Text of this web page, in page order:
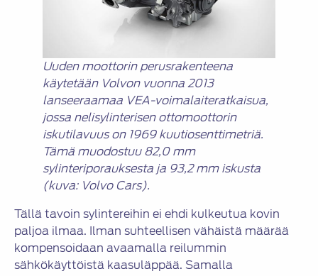
Uuden moottorin perusrakenteena
käytetään Volvon vuonna 2013
lanseeraamaa VEA-voimalaiteratkaisua,
jossa nelisylinterisen ottomoottorin
iskutilavuus on 1969 kuutiosenttimetriä.
Tämä muodostuu 82,0 mm
sylinteriporauksesta ja 93,2 mm iskusta
(kuva: Volvo Cars).
Tällä tavoin sylintereihin ei ehdi kulkeutua kovin
paljoa ilmaa. Ilman suhteellisen vähäistä määrää
kompensoidaan avaamalla reilummin
sähkökäyttöistä kaasuläppää. Samalla